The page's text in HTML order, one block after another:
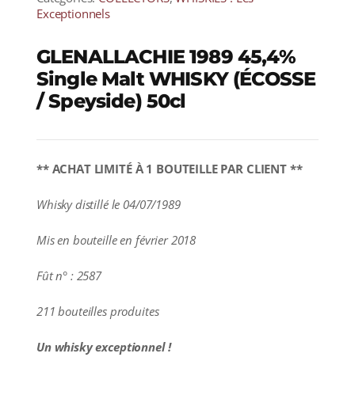
Exceptionnels
GLENALLACHIE 1989 45,4%
Single Malt WHISKY (ÉCOSSE
/ Speyside) 50cl
** ACHAT LIMITÉ À 1 BOUTEILLE PAR CLIENT **
Whisky distillé le 04/07/1989
Mis en bouteille en février 2018
Fût n° : 2587
211 bouteilles produites
Un whisky exceptionnel !